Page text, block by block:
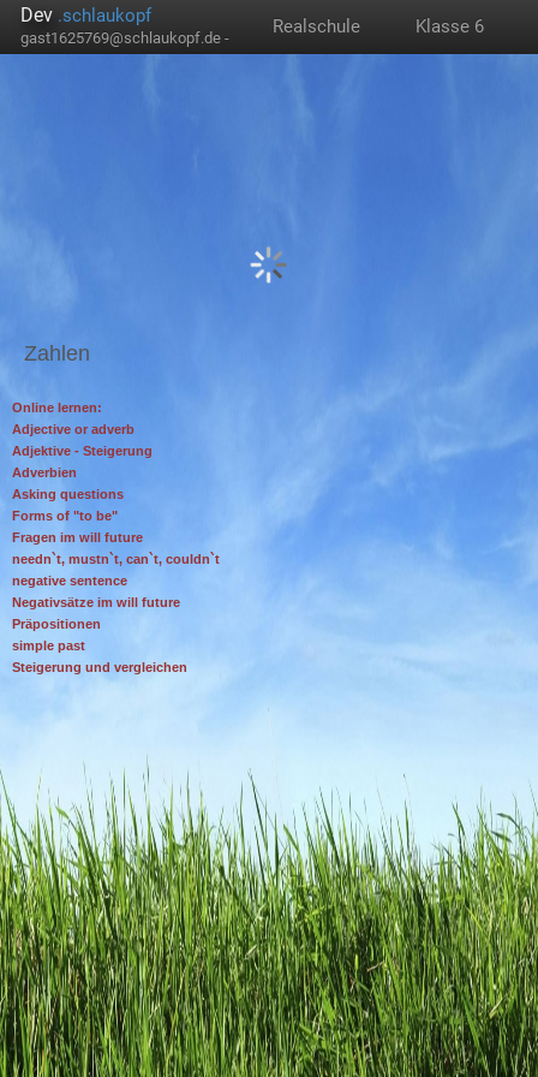
Dev .schlaukopf
gast1625769@schlaukopf.de -
Realschule Klasse 6
Zahlen
Online lernen:
Adjective or adverb
Adjektive - Steigerung
Adverbien
Asking questions
Forms of "to be"
Fragen im will future
needn`t, mustn`t, can`t, couldn`t
negative sentence
Negativsätze im will future
Präpositionen
simple past
Steigerung und vergleichen